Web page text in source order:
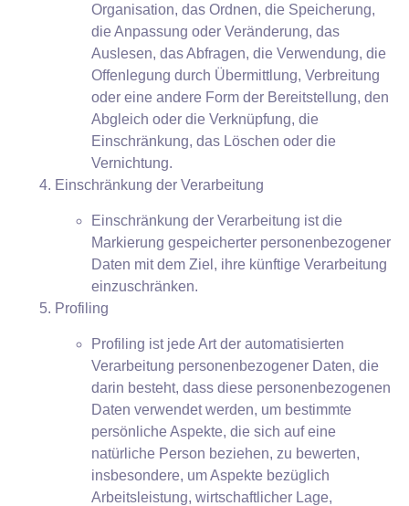
Organisation, das Ordnen, die Speicherung,
die Anpassung oder Veränderung, das
Auslesen, das Abfragen, die Verwendung, die
Offenlegung durch Übermittlung, Verbreitung
oder eine andere Form der Bereitstellung, den
Abgleich oder die Verknüpfung, die
Einschränkung, das Löschen oder die
Vernichtung.
Einschränkung der Verarbeitung
Einschränkung der Verarbeitung ist die
Markierung gespeicherter personenbezogener
Daten mit dem Ziel, ihre künftige Verarbeitung
einzuschränken.
Profiling
Profiling ist jede Art der automatisierten
Verarbeitung personenbezogener Daten, die
darin besteht, dass diese personenbezogenen
Daten verwendet werden, um bestimmte
persönliche Aspekte, die sich auf eine
natürliche Person beziehen, zu bewerten,
insbesondere, um Aspekte bezüglich
Arbeitsleistung, wirtschaftlicher Lage,